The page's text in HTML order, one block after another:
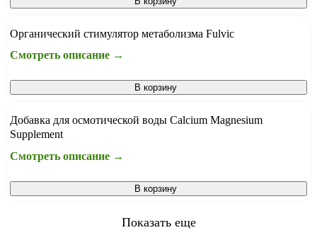
Органический стимулятор метаболизма Fulvic
Смотреть описание →
В корзину
Добавка для осмотической воды Calcium Magnesium
Supplement
Смотреть описание →
В корзину
Показать еще